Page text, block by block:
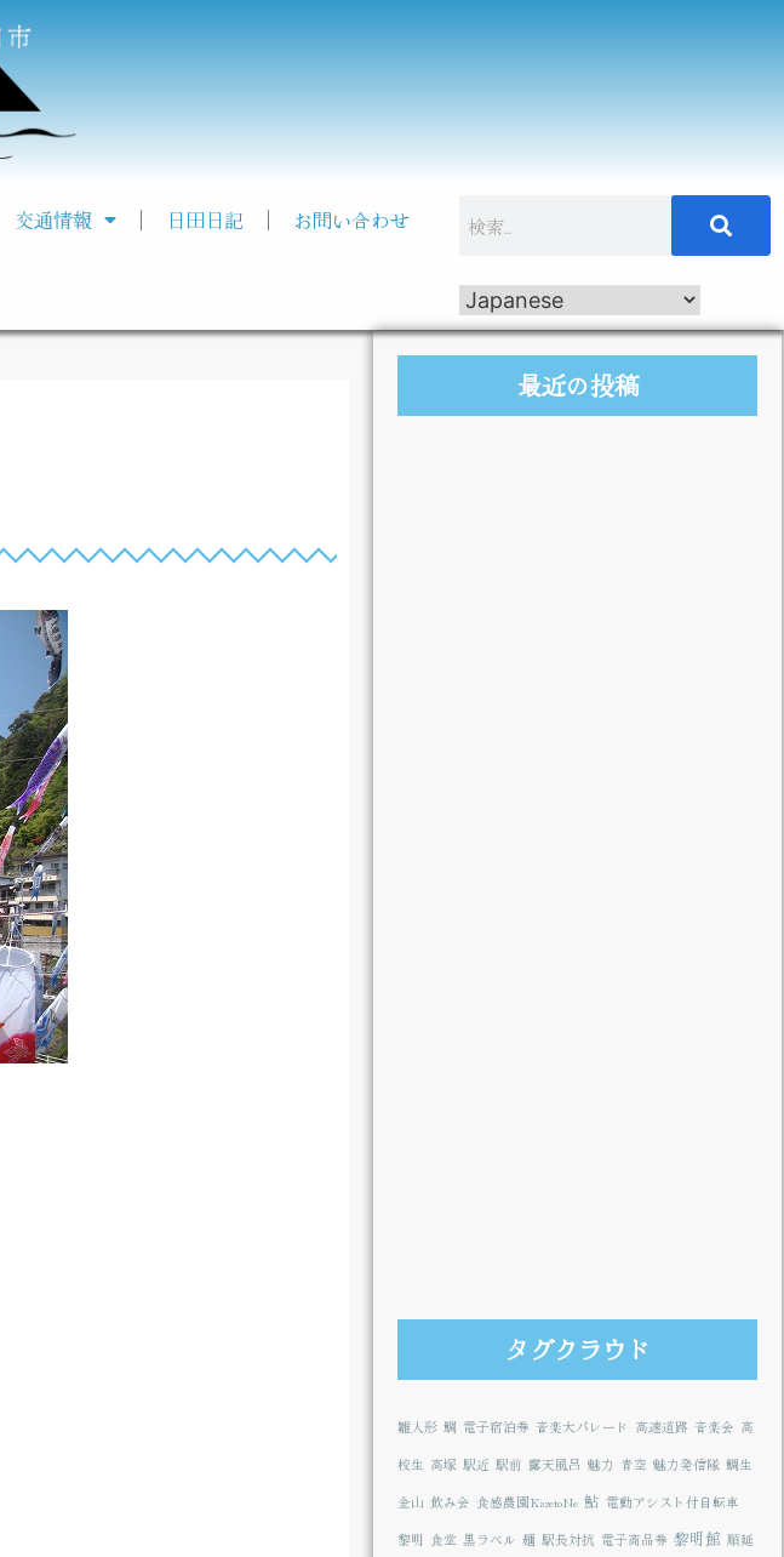
交通情報 日田日記 お問い合わせ
最近の投稿
タグクラウド
雛人形 鯛 電子宿泊券 音楽大パレード 高速道路 音楽会 高
校生 高塚 駅近 駅前 露天風呂 魅力 青空 魅力発信隊 鯛生
金山 飲み会 食感農園KazetoNe 鮎 電動アシスト付自転車
黎明 食堂 黒ラベル 麺 駅長対抗 電子商品券 黎明館 順延